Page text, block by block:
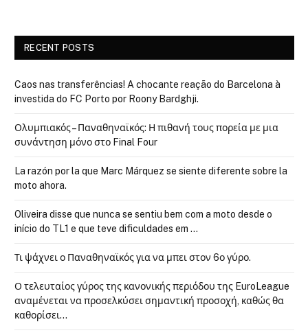
RECENT POSTS
Caos nas transferências! A chocante reação do Barcelona à
investida do FC Porto por Roony Bardghji.
Ολυμπιακός – Παναθηναϊκός: Η πιθανή τους πορεία με μια
συνάντηση μόνο στο Final Four
La razón por la que Marc Márquez se siente diferente sobre la
moto ahora.
Oliveira disse que nunca se sentiu bem com a moto desde o
início do TL1 e que teve dificuldades em …
Τι ψάχνει ο Παναθηναϊκός για να μπει στον 6ο γύρο.
Ο τελευταίος γύρος της κανονικής περιόδου της EuroLeague
αναμένεται να προσελκύσει σημαντική προσοχή, καθώς θα
καθορίσει…